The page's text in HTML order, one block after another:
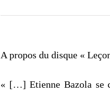
A propos du disque «
« […] Etienne Bazola se